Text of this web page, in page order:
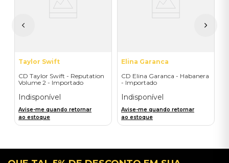
Taylor Swift
CD Taylor Swift - Reputation
Volume 2 - Importado
Indisponível
Avise-me quando retornar
ao estoque
Elina Garanca
CD Elina Garanca - Habanera
- Importado
Indisponível
Avise-me quando retornar
ao estoque